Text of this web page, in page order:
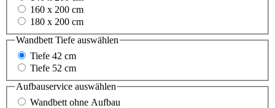
160 x 200 cm
180 x 200 cm
Wandbett Tiefe auswählen
Tiefe 42 cm
Tiefe 52 cm
Aufbauservice auswählen
Wandbett ohne Aufbau